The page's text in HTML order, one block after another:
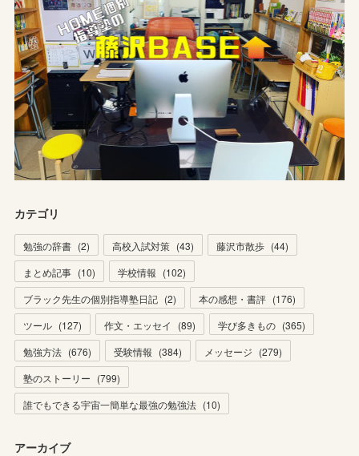
カテゴリ
勉強の辞書 (2) 高校入試対策 (43) 藤沢市散歩 (44)
まとめ記事 (10) 学校情報 (102)
ブラック先生の個別指導塾日記 (2) 本の感想・書評 (176)
ツール (127) 作文・エッセイ (89) 学び多きもの (365)
勉強方法 (676) 受験情報 (384) メッセージ (279)
塾のストーリー (799)
誰でもできる宇宙一簡単な最強の勉強法 (10)
アーカイブ